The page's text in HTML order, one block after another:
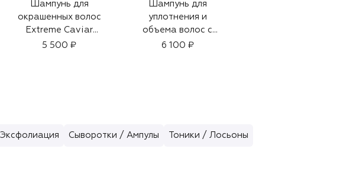
Шампунь для
окрашенных волос
Extreme Caviar
(250ml)
5 500 ₽
Шампунь для
уплотнения и
объема волос с
экстрактом розы
6 100 ₽
Сыворотки / Ампулы Тоники / Лосьоны